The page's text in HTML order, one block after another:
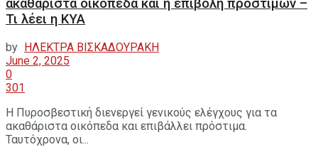
ακαθάριστα οικόπεδα και η επιβολή προστίμων –
Τι λέει η ΚΥΑ
by ΗΛΕΚΤΡΑ ΒΙΣΚΑΔΟΥΡΑΚΗ
June 2, 2025
0
301
Η Πυροσβεστική διενεργεί γενικούς ελέγχους για τα
ακαθάριστα οικόπεδα και επιβάλλει πρόστιμα.
Ταυτόχρονα, οι...